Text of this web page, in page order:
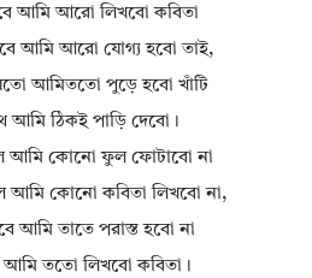
আমি আরো লিখবো কবিতা
আমি আরো যোগ্য হবো তাই,
আমিততো পুড়ে হবো খাঁটি
আমি ঠিকই পাড়ি দেবো।
আমি কোনো ফুল ফোটাবো না
আমি কোনো কবিতা লিখবো না,
আমি তাতে পরাস্ত হবো না
আমি ততো লিখবো কবিতা।